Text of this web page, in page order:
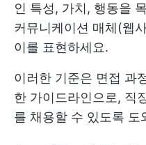
인 특성, 가치, 행동을
커뮤니케이션 매체(웹
이를 표현하세요.
이러한 기준은 면접 과
한 가이드라인으로, 직
를 채용할 수 있도록 도